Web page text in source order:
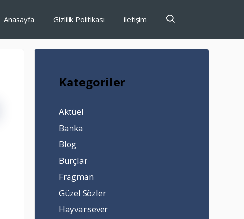
Anasayfa Gizlilik Politikası iletişim
Kategoriler
Aktüel
Banka
Blog
Burçlar
Fragman
Güzel Sözler
Hayvansever